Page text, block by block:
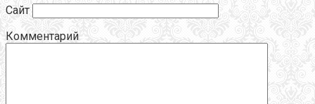
Сайт
Комментарий